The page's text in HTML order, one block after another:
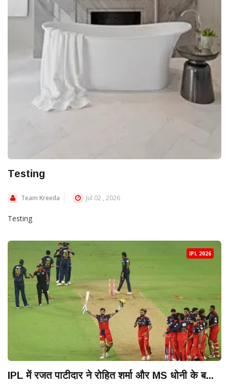
Testing
Team Kreeda Jul 02 , 2026
Testing
IPL 2026
IPL में रजत पाटीदार ने रोहित शर्मा और MS धोनी के ब...